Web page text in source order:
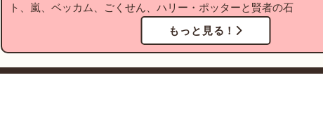
ト、嵐、ベッカム、ごくせん、ハリー・ポッターと賢者の石
もっと見る！